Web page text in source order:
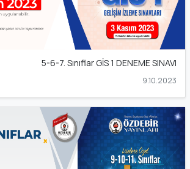
5-6-7. Sınıflar GİS 1 DENEME SINAVI
9.10.2023